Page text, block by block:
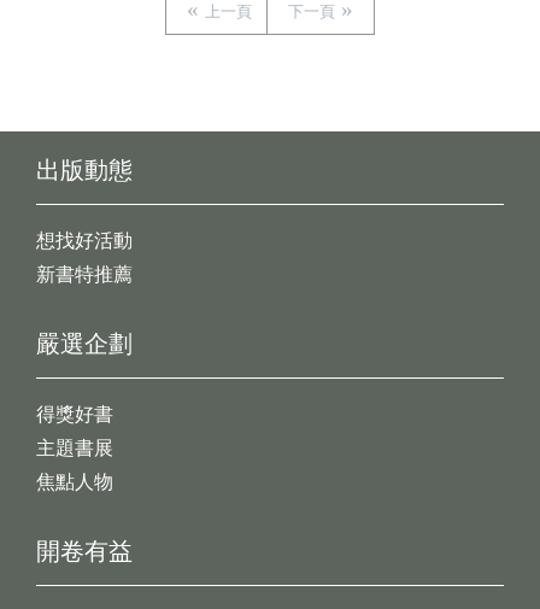
上一頁 下一頁
出版動態
想找好活動
新書特推薦
開卷有益
嚴選企劃
得獎好書
主題書展
焦點人物